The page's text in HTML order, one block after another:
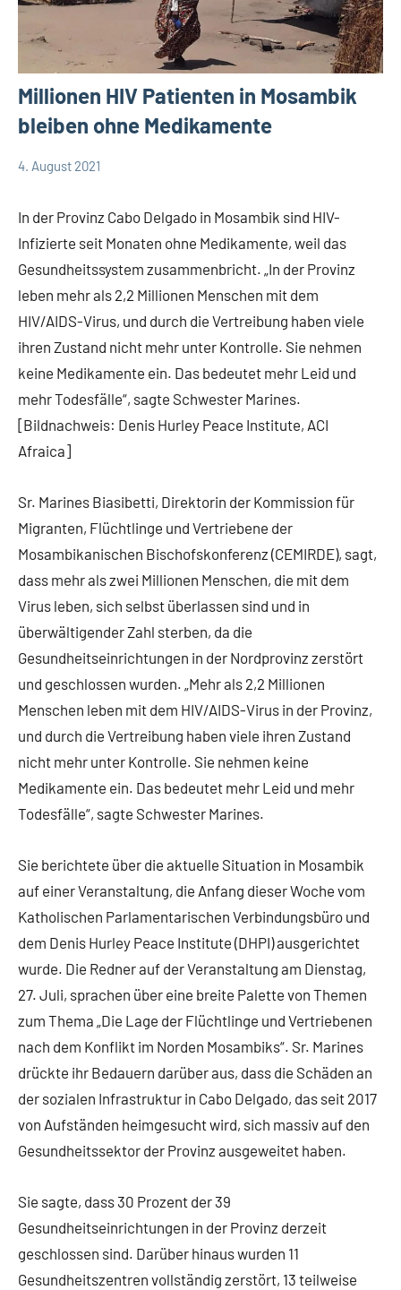
Millionen HIV Patienten in Mosambik
bleiben ohne Medikamente
App-
4. August 2021
comboni-
Keine
In der Provinz Cabo Delgado in Mosambik sind HIV-
Infizierte seit Monaten ohne Medikamente, weil das
Gesundheitssystem zusammenbricht. „In der Provinz
leben mehr als 2,2 Millionen Menschen mit dem
HIV/AIDS-Virus, und durch die Vertreibung haben viele
ihren Zustand nicht mehr unter Kontrolle. Sie nehmen
keine Medikamente ein. Das bedeutet mehr Leid und
mehr Todesfälle“, sagte Schwester Marines.
[Bildnachweis: Denis Hurley Peace Institute, ACI
Afraica]
Sr. Marines Biasibetti, Direktorin der Kommission für
Migranten, Flüchtlinge und Vertriebene der
Mosambikanischen Bischofskonferenz (CEMIRDE), sagt,
dass mehr als zwei Millionen Menschen, die mit dem
Virus leben, sich selbst überlassen sind und in
überwältigender Zahl sterben, da die
Gesundheitseinrichtungen in der Nordprovinz zerstört
und geschlossen wurden. „Mehr als 2,2 Millionen
Menschen leben mit dem HIV/AIDS-Virus in der Provinz,
und durch die Vertreibung haben viele ihren Zustand
nicht mehr unter Kontrolle. Sie nehmen keine
Medikamente ein. Das bedeutet mehr Leid und mehr
Todesfälle“, sagte Schwester Marines.
Sie berichtete über die aktuelle Situation in Mosambik
auf einer Veranstaltung, die Anfang dieser Woche vom
Katholischen Parlamentarischen Verbindungsbüro und
dem Denis Hurley Peace Institute (DHPI) ausgerichtet
wurde. Die Redner auf der Veranstaltung am Dienstag,
27. Juli, sprachen über eine breite Palette von Themen
zum Thema „Die Lage der Flüchtlinge und Vertriebenen
nach dem Konflikt im Norden Mosambiks“. Sr. Marines
drückte ihr Bedauern darüber aus, dass die Schäden an
der sozialen Infrastruktur in Cabo Delgado, das seit 2017
von Aufständen heimgesucht wird, sich massiv auf den
Gesundheitssektor der Provinz ausgeweitet haben.
Sie sagte, dass 30 Prozent der 39
Gesundheitseinrichtungen in der Provinz derzeit
geschlossen sind. Darüber hinaus wurden 11
Gesundheitszentren vollständig zerstört, 13 teilweise